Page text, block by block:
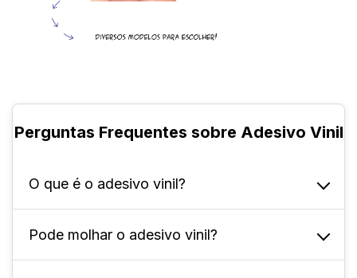
Perguntas Frequentes sobre Adesivo Vinil
O que é o adesivo vinil?
Ele é um autocolante derivado do plástico
(PVC), flexível, resistente e autocolante,
Pode molhar o adesivo vinil?